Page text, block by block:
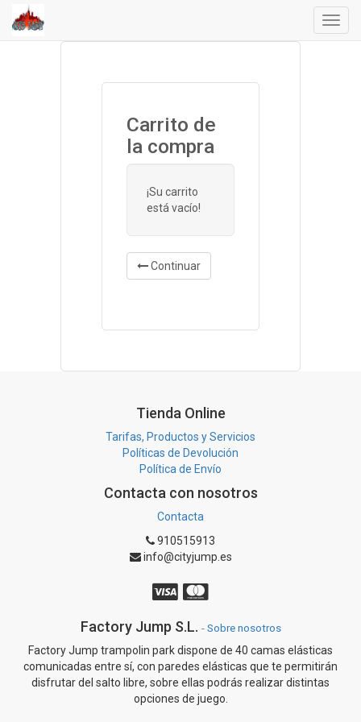
Menú
de
Carrito de
la compra
¡Su carrito
está vacío!
Continuar
Tienda Online
Tarifas, Productos y Servicios
Políticas de Devolución
Política de Envío
Contacta con nosotros
Contacta
910515913
info@cityjump.es
Factory Jump S.L. -Sobre nosotros
Factory Jump trampolin park dispone de 40 camas elásticas
comunicadas entre sí, con paredes elásticas que te permitirán
disfrutar del salto libre, sobre ellas podrás realizar distintas
opciones de juego.